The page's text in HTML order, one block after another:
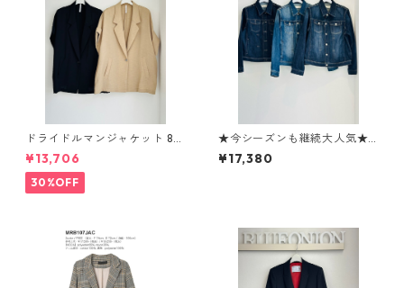
ドライドルマンジャケット 80
268317 dignitecollier
¥13,706
30%OFF
★今シーズンも継続大人気★
【Tomo's SERECT】softスト
レッチGジャン 12133051
¥17,380